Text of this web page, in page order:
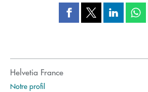
Helvetia France
Notre profil